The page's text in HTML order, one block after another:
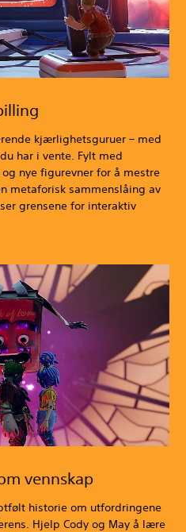
kjærlighetsguruer – med
har i vente. Fylt med
nye figurevner for å mestre
metaforisk sammenslåing av
grensene for interaktiv
vennskap
historie om utfordringene
Hjelp Cody og May å lære